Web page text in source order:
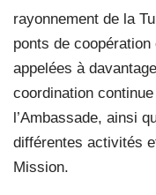
rayonnement de la
ponts de
appelées à
coordination
l’Ambassade, ainsi
différentes activités
Mission.